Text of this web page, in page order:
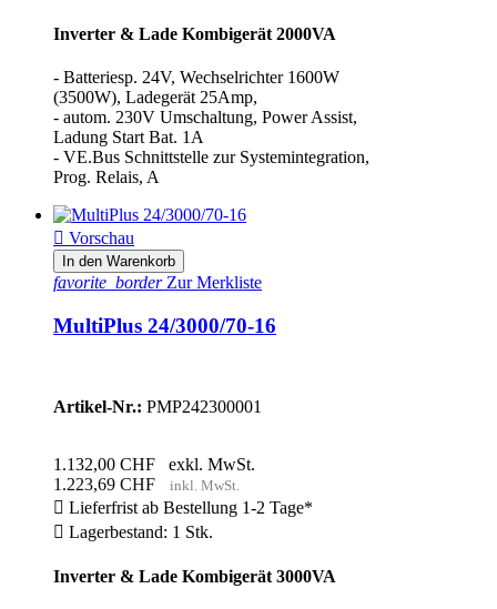
Inverter & Lade Kombigerät 2000VA
- Batteriesp. 24V, Wechselrichter 1600W
(3500W), Ladegerät 25Amp,
- autom. 230V Umschaltung, Power Assist,
Ladung Start Bat. 1A
- VE.Bus Schnittstelle zur Systemintegration,
Prog. Relais, A
 Vorschau
In den Warenkorb
favorite_borderZur Merkliste
MultiPlus 24/3000/70-16
Artikel-Nr.: PMP242300001
1.132,00 CHF
exkl. MwSt.
1.223,69 CHF
inkl. MwSt.
 Lieferfrist ab Bestellung 1-2 Tage*
 Lagerbestand: 1 Stk.
Inverter & Lade Kombigerät 3000VA